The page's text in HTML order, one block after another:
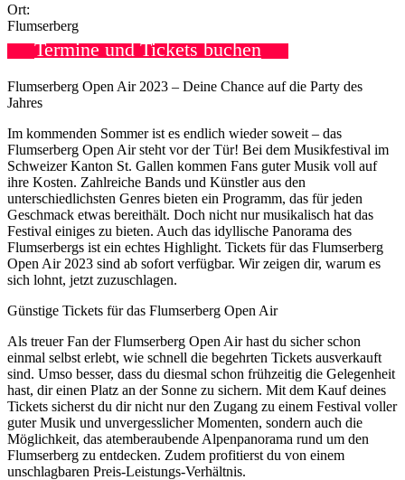
Ort:
Flumserberg
Termine und Tickets buchen
Flumserberg Open Air 2023 – Deine Chance auf die Party des
Jahres
Im kommenden Sommer ist es endlich wieder soweit – das
Flumserberg Open Air steht vor der Tür! Bei dem Musikfestival im
Schweizer Kanton St. Gallen kommen Fans guter Musik voll auf
ihre Kosten. Zahlreiche Bands und Künstler aus den
unterschiedlichsten Genres bieten ein Programm, das für jeden
Geschmack etwas bereithält. Doch nicht nur musikalisch hat das
Festival einiges zu bieten. Auch das idyllische Panorama des
Flumserbergs ist ein echtes Highlight. Tickets für das Flumserberg
Open Air 2023 sind ab sofort verfügbar. Wir zeigen dir, warum es
sich lohnt, jetzt zuzuschlagen.
Günstige Tickets für das Flumserberg Open Air
Als treuer Fan der Flumserberg Open Air hast du sicher schon
einmal selbst erlebt, wie schnell die begehrten Tickets ausverkauft
sind. Umso besser, dass du diesmal schon frühzeitig die Gelegenheit
hast, dir einen Platz an der Sonne zu sichern. Mit dem Kauf deines
Tickets sicherst du dir nicht nur den Zugang zu einem Festival voller
guter Musik und unvergesslicher Momenten, sondern auch die
Möglichkeit, das atemberaubende Alpenpanorama rund um den
Flumserberg zu entdecken. Zudem profitierst du von einem
unschlagbaren Preis-Leistungs-Verhältnis.